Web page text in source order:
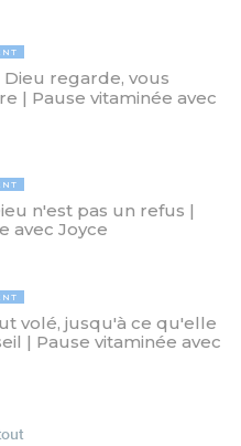
Dieu regarde, vous
| Pause vitaminée avec
n'est pas un refus |
avec Joyce
volé, jusqu'à ce qu'elle
| Pause vitaminée avec